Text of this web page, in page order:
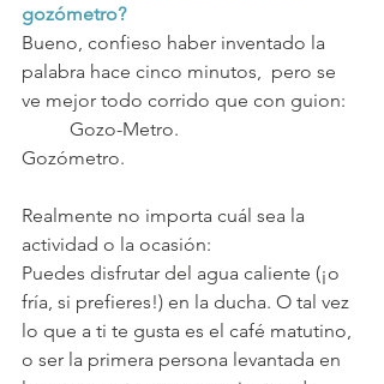
gozómetro?
Bueno, confieso haber inventado la
palabra hace cinco minutos,  pero se
ve mejor todo corrido que con guion:
Gozómetro.
Realmente no importa cuál sea la
actividad o la ocasión:
Puedes disfrutar del agua caliente (¡o
fría, si prefieres!) en la ducha. O tal vez
lo que a ti te gusta es el café matutino,
o ser la primera persona levantada en